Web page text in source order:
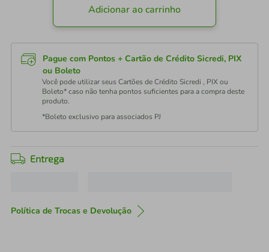
Adicionar ao carrinho
Pague com Pontos + Cartão de Crédito Sicredi, PIX
ou Boleto
Você pode utilizar seus Cartões de Crédito Sicredi , PIX ou
Boleto* caso não tenha pontos suficientes para a compra deste
produto.
*Boleto exclusivo para associados PJ
Entrega
Política de Trocas e Devolução